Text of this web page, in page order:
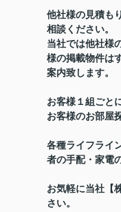
他社様の見積も
相談ください。
当社では他社様
様の掲載物件は
案内致します。
お客様１組ごと
お客様のお部屋
各種ライフライ
者の手配・家電
お気軽に当社【
さい。